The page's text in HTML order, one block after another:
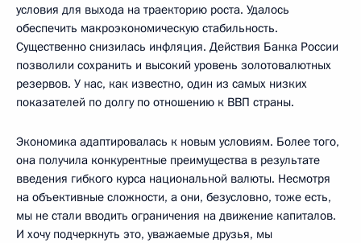
условия для выхода на траекторию роста. Удалось
обеспечить макроэкономическую стабильность.
Существенно снизилась инфляция. Действия Банка России
позволили сохранить и высокий уровень золотовалютных
резервов. У нас, как известно, один из самых низких
показателей по долгу по отношению к ВВП страны.
Экономика адаптировалась к новым условиям. Более того,
она получила конкурентные преимущества в результате
введения гибкого курса национальной валюты. Несмотря
на объективные сложности, а они, безусловно, тоже есть,
мы не стали вводить ограничения на движение капиталов.
И хочу подчеркнуть это, уважаемые друзья, мы